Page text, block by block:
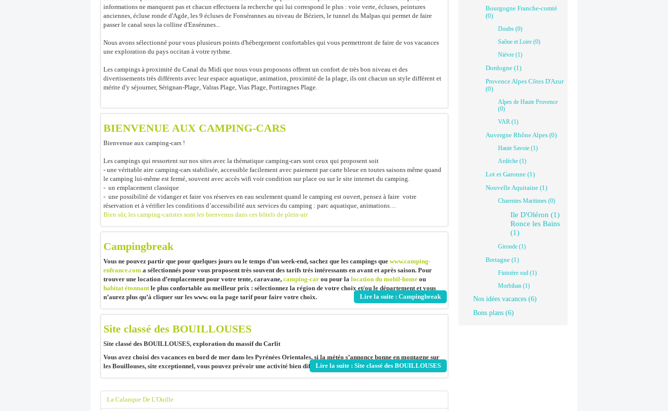
informations ne manquent pas et chacun effectuera la recherche qui lui correspond le plus : voie verte, écluses, peintures
anciennes, écluse ronde d'Agde, les 9 écluses de Fonsérannes au niveau de Béziers, le tunnel du Malpas qui permet de faire
passer le canal sous la colline d'Ensérunes...
Nous avons sélectionné pour vous plusieurs points d'hébergement confortables qui vous permettront de faire de vos vacances
une exploration du pays occitan à votre rythme.
Les campings à proximité du Canal du Midi que nous vous proposons offrent un confort de très bon niveau et des
divertissements très différents avec leur espace aquatique, animation, proximité de la plage, ils ont chacun un style différent et
mérite d'y séjourner, Sérignan-Plage, Valras Plage, Vias Plage, Portiragnes Plage.
BIENVENUE AUX CAMPING-CARS
Bienvenue aux camping-cars !
Les campings qui ressortent sur nos sites avec la thématique camping-cars sont ceux qui proposent soit
- une véritable aire camping-cars stabilisée, accessible facilement avec paiement par carte bleue en toutes saisons même quand
le camping lui-même est fermé, souvent avec accès wifi voir condition sur place ou sur le site internet du camping.
- un emplacement classique
- une possibilité de vidanger et faire vos réserves en eau seulement quand le camping est ouvert, pensez à faire votre
réservation et à vérifier les conditions d’accessibilité aux services du camping : parc aquatique, animations…
Bien sûr, les camping-caristes sont les bienvenus dans ces hôtels de plein-air
Campingbreak
Vous ne pouvez partir que pour quelques jours ou le temps d’un week-end, sachez que les campings que www.camping-
enfrance.com a sélectionnés pour vous proposent très souvent des tarifs très intéressants en avant et après saison. Pour
trouver une location d’emplacement pour votre tente, caravane, camping-car ou pour la location du mobil-home ou
habitat étonnantle plus confortable au meilleur prix : sélectionnez la région de votre choix et/ou le département et vous
n’aurez plus qu’à cliquer sur les www. ou la page tarif pour faire votre choix.
Lire la suite : Campingbreak
Site classé des BOUILLOUSES
Site classé des BOUILLOUSES, exploration du massif du Carlit
Vous avez choisi des vacances en bord de mer dans les Pyrénées Orientales, si la météo s’annonce bonne en montagne sur
les Bouillouses, site exceptionnel, vous pouvez prévoir une activité bien différente : une journée rando ou seulement balade.
Lire la suite : Site classé des BOUILLOUSES
La Calanque De L'Ouille
Bourgogne Franche-comté
(0)
Doubs (0)
Saône et Loire (0)
Nièvre (1)
Dordogne (1)
Provence Alpes Côtes D'Azur
(0)
Alpes de Haute Provence
(0)
VAR (1)
Auvergne Rhône Alpes (0)
Haute Savoie (1)
Ardèche (1)
Lot et Garonne (1)
Nouvelle Aquitaine (1)
Charentes Maritimes (0)
Ile D'Oléron (1)
Ronce les Bains
(1)
Gironde (1)
Bretagne (1)
Finistère sud (1)
Morbihan (1)
Nos idées vacances (6)
Bons plans (6)